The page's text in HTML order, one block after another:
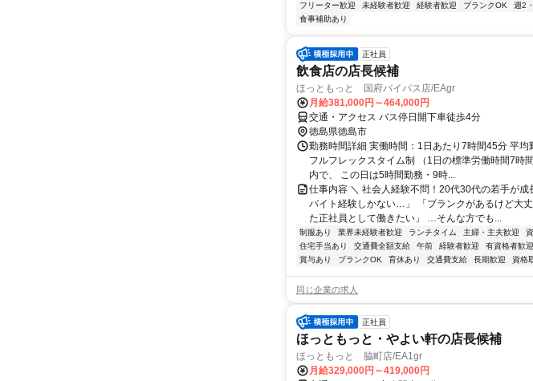
フリーター歓迎 未経験者歓迎 経験者歓迎 ブランクOK 週2
食事補助あり
正社員
飲食店の店長候補
ほっともっと 国府バイパス店/EAgr
月給381,000円～464,000円
交通・アクセス バス停日開下車徒歩4分
徳島県徳島市
勤務時間詳細 実働時間：1日あたり7時間45分 平均
フルフレックスタイム制 （1日の標準労働時間7時
内で、 この日は5時間勤務・9時...
仕事内容 ＼ 社会人経験不問！20代30代の若手が
バイト経験しかない…」 「ブランクがあるけど大
た正社員として働きたい」 …そんな方でも...
制服あり 業界未経験者歓迎 ランチタイム 主婦・主夫歓迎
住宅手当あり
交通費全額支給 午前 経験者歓迎 有資格者歓迎
賞与あり
ブランクOK 育休あり 交通費支給 長期歓迎 資格
同じ企業の求人
正社員
ほっともっと・やよい軒の店長候補
ほっともっと 脇町店/EA1gr
月給329,000円～419,000円